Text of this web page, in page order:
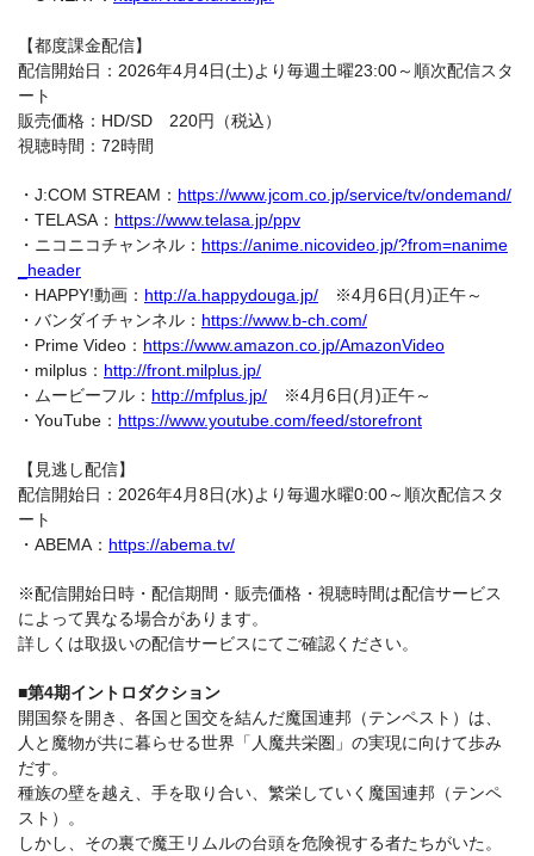
【都度課金配信】
配信開始日：2026年4月4日(土)より毎週土曜23:00～順次配信スタ
ート
販売価格：HD/SD 220円（税込）
視聴時間：72時間
・J:COM STREAM： https://www.jcom.co.jp/service/tv/ondemand/
・TELASA： https://www.telasa.jp/ppv
・ニコニコチャンネル： https://anime.nicovideo.jp/?from=nanime
_header
・HAPPY!動画： http://a.happydouga.jp/ ※4月6日(月)正午～
・バンダイチャンネル： https://www.b-ch.com/
・Prime Video： https://www.amazon.co.jp/AmazonVideo
・milplus： http://front.milplus.jp/
・ムービーフル： http://mfplus.jp/ ※4月6日(月)正午～
・YouTube： https://www.youtube.com/feed/storefront
【見逃し配信】
配信開始日：2026年4月8日(水)より毎週水曜0:00～順次配信スタ
ート
・ABEMA： https://abema.tv/
※配信開始日時・配信期間・販売価格・視聴時間は配信サービス
によって異なる場合があります。
詳しくは取扱いの配信サービスにてご確認ください。
■第4期イントロダクション
開国祭を開き、各国と国交を結んだ魔国連邦（テンペスト）は、
人と魔物が共に暮らせる世界「人魔共栄圏」の実現に向けて歩み
だす。
種族の壁を越え、手を取り合い、繁栄していく魔国連邦（テンペ
スト）。
しかし、その裏で魔王リムルの台頭を危険視する者たちがいた。